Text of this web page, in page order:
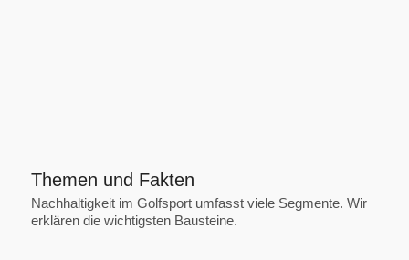
Themen und Fakten
Nachhaltigkeit im Golfsport umfasst viele Segmente. Wir
erklären die wichtigsten Bausteine.